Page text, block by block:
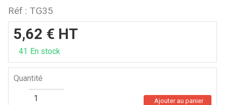
Réf : TG35
5,62 € HT
41 En stock
Quantité
Ajouter au panier